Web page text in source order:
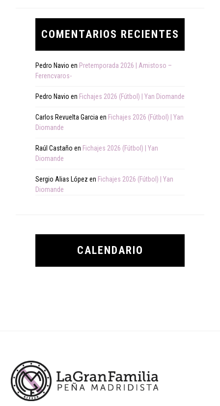
COMENTARIOS RECIENTES
Pedro Navio en Pretemporada 2026 | Amistoso –
Ferencvaros-
Pedro Navio en Fichajes 2026 (Fútbol) | Yan Diomande
Carlos Revuelta Garcia en Fichajes 2026 (Fútbol) | Yan
Diomande
Raúl Castaño en Fichajes 2026 (Fútbol) | Yan
Diomande
Sergio Alias López en Fichajes 2026 (Fútbol) | Yan
Diomande
CALENDARIO